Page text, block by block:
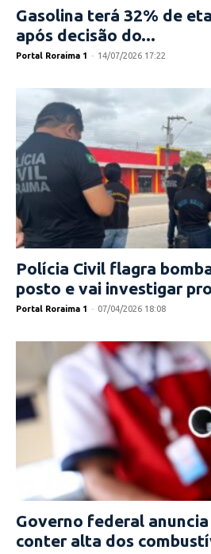
Gasolina terá 32% de
após decisão do...
Portal Roraima 1 - 14/07/2026 17:22
Polícia Civil flagra
posto e vai investigar
Portal Roraima 1 - 07/04/2026 18:08
Governo federal
conter alta dos